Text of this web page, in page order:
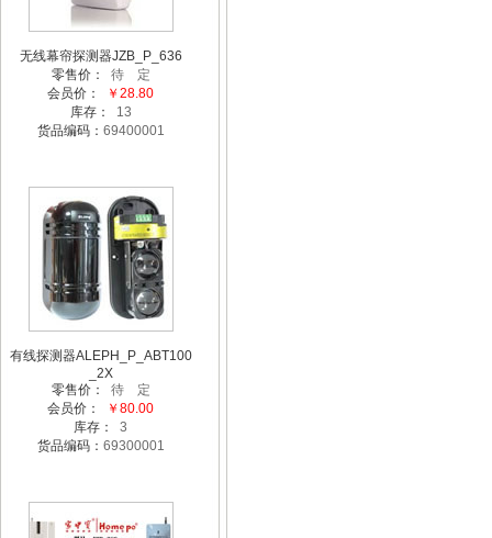
无线幕帘探测器JZB_P_636
零售价： 待 定
会员价：
￥28.80
库存： 13
货品编码： 69400001
有线探测器ALEPH_P_ABT100
_2X
零售价： 待 定
会员价：
￥80.00
库存：3
货品编码： 69300001